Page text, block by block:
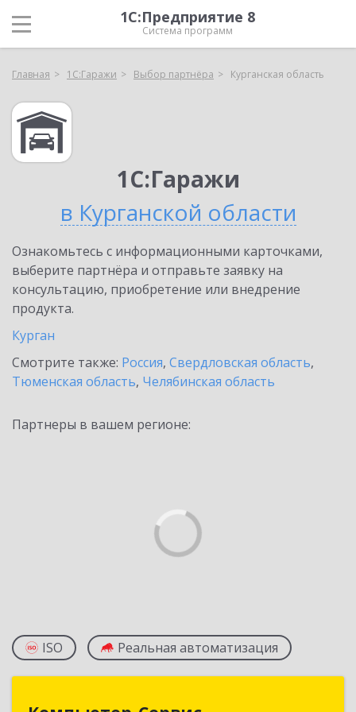
1С:Предприятие 8
Система программ
Главная 1С:Гаражи Выбор партнёра Курганская область
1С:Гаражи
в Курганской области
Ознакомьтесь с информационными карточками,
выберите партнёра и отправьте заявку на
консультацию, приобретение или внедрение
продукта.
Курган
Смотрите также: Россия, Свердловская область,
Тюменская область, Челябинская область
Партнеры в вашем регионе:
ISO Реальная автоматизация